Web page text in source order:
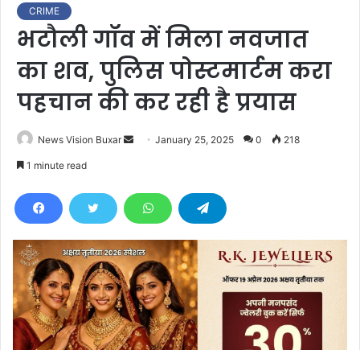
CRIME
भटौली गॉव में मिला नवजात
का शव, पुलिस पोस्टमार्टम करा
पहचान की कर रही है प्रयास
News Vision Buxar
d
e
m
a
i
l
January 25, 2025 0 218
1 minute read